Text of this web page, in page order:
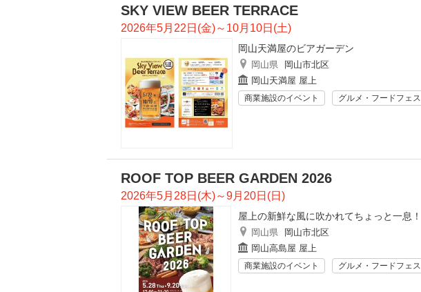
SKY VIEW BEER TERRACE
2026年5月22日(金)～10月10日(土)
岡山天満屋のビアガーデン
岡山県
岡山市北区
岡山天満屋 屋上
商業施設のイベント グルメ・フードフェス
ROOF TOP BEER GARDEN 2026
2026年5月28日(木)～9月20日(日)
屋上の新鮮な風に吹かれてちょっと一息！
岡山県
岡山市北区
岡山高島屋 屋上
商業施設のイベント グルメ・フードフェス